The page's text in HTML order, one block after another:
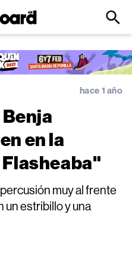
Click
Input
hace 1 año
en la
muy al frente
un estribillo y una